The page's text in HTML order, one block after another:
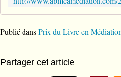
Publié dansPrix du Livre en Médiation
Partager cet article